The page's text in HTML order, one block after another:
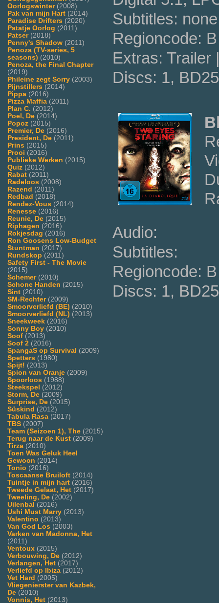
Oorlogswinter(2008)
Pak van mijn Hart (2014)
Paradise Drifters (2020)
Patatje Oorlog (2011)
Patser(2018)
Penny's Shadow (2011)
Penoza (TV-series, 5
seasons) (2010)
Penoza, the Final Chapter
(2019)
Phileine zegt Sorry (2003)
Pijnstillers (2014)
Pippa (2016)
Pizza Maffia (2011)
Plan C. (2012)
Poel, De (2014)
Popoz (2015)
Premier, De (2016)
President, De (2011)
Prins (2015)
Prooi (2016)
Publieke Werken (2015)
Quiz (2012)
Rabat (2011)
Radeloos (2008)
Razend (2011)
Redbad (2018)
Rendez-Vous (2014)
Renesse (2016)
Reunie, De (2015)
Riphagen (2016)
Rokjesdag (2016)
Ron Goosens Low-Budget
Stuntman (2017)
Rundskop (2011)
Safety First - The Movie
(2015)
Schemer(2010)
Schone Handen (2015)
Sint (2010)
SM-Rechter(2009)
Smoorverliefd (BE) (2010)
Smoorverliefd (NL) (2013)
Sneekweek (2016)
Sonny Boy (2010)
Soof (2013)
Soof 2 (2016)
SpangaS op Survival (2009)
Spetters (1980)
Spijt! (2013)
Spion van Oranje (2009)
Spoorloos (1988)
Steekspel (2012)
Storm, De (2009)
Surprise, De (2015)
Süskind (2012)
Tabula Rasa (2017)
TBS (2007)
Team (Seizoen 1), The (2015)
Terug naar de Kust (2009)
Tirza (2010)
Toen Was Geluk Heel
Gewoon (2014)
Tonio (2016)
Toscaanse Bruiloft (2014)
Tuintje in mijn hart (2016)
Tweede Gelaat, Het (2017)
Tweeling, De (2002)
Uilenbal (2016)
Ushi Must Marry (2013)
Valentino (2013)
Van God Los (2003)
Varken van Madonna, Het
(2011)
Ventoux (2015)
Verbouwing, De (2012)
Verlangen, Het (2017)
Verliefd op Ibiza (2012)
Vet Hard (2005)
Vliegenierster van Kazbek,
De (2010)
Vonnis, Het (2013)
Subtitles: none
Regioncode:
Extras: Trailer
Discs: 1, BD25
Audio:
Subtitles:
Regioncode:
Discs: 1, BD25